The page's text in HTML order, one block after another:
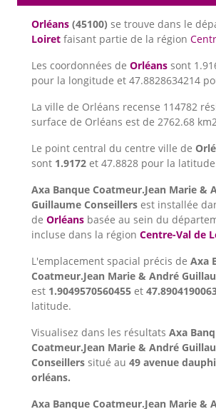
Orléans (45100) se trouve dans le
Loiret faisant partie de la région
Les coordonnées de Orléans sont
pour la longitude et 47.8828634214
La ville de Orléans recense 114782
surface de Orléans est de 2762.68
Le point central du centre ville de
sont 1.9172 et 47.8828 pour la
Axa Banque Coatmeur.Jean Marie &
Guillaume Conseillers est installée
de Orléans basée au sein du
incluse dans la région Centre-Val de
L'emplacement spacial précis de Axa
Coatmeur.Jean Marie & André
est 1.9049570560455 et
latitude.
Visualisez dans les résultats Axa
Coatmeur.Jean Marie & André
Conseillers situé au 49 avenue
orléans.
Axa Banque Coatmeur.Jean Marie &